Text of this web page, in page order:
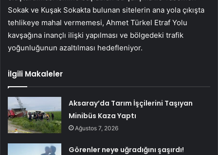
Sokak ve Kuşak Sokakta bulunan sitelerin ana yola çıkışta
tehlikeye mahal vermemesi, Ahmet Türkel Etraf Yolu
kavşağına inançlı ilişki yapılması ve bölgedeki trafik
yoğunluğunun azaltılması hedefleniyor.
İlgili Makaleler
Aksaray’da Tarım İşçilerini Taşıyan
Minibüs Kaza Yaptı
Ağustos 7, 2026
Görenler neye uğradığını şaşırdı!